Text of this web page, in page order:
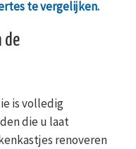
te vergelijken.
de
is volledig
die u laat
renoveren